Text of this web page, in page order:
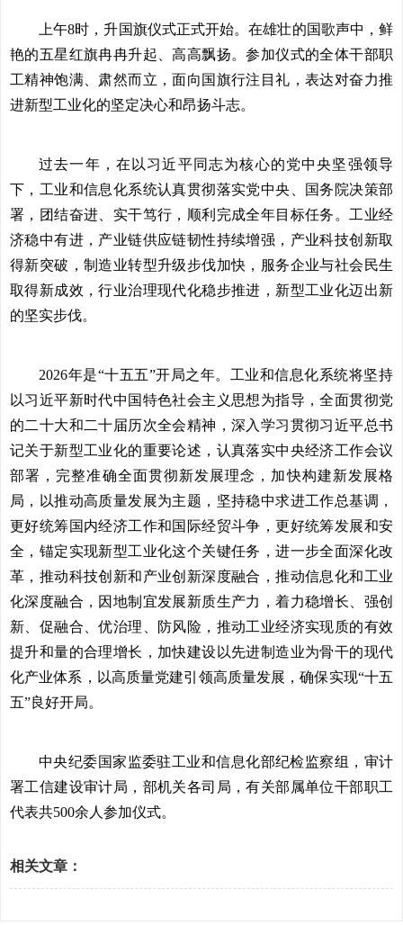
上午8时，升国旗仪式正式开始。在雄壮的国歌声中，鲜
艳的五星红旗冉冉升起、高高飘扬。参加仪式的全体干部职
工精神饱满、肃然而立，面向国旗行注目礼，表达对奋力推
进新型工业化的坚定决心和昂扬斗志。
过去一年，在以习近平同志为核心的党中央坚强领导
下，工业和信息化系统认真贯彻落实党中央、国务院决策部
署，团结奋进、实干笃行，顺利完成全年目标任务。工业经
济稳中有进，产业链供应链韧性持续增强，产业科技创新取
得新突破，制造业转型升级步伐加快，服务企业与社会民生
取得新成效，行业治理现代化稳步推进，新型工业化迈出新
的坚实步伐。
2026年是“十五五”开局之年。工业和信息化系统将坚持
以习近平新时代中国特色社会主义思想为指导，全面贯彻党
的二十大和二十届历次全会精神，深入学习贯彻习近平总书
记关于新型工业化的重要论述，认真落实中央经济工作会议
部署，完整准确全面贯彻新发展理念，加快构建新发展格
局，以推动高质量发展为主题，坚持稳中求进工作总基调，
更好统筹国内经济工作和国际经贸斗争，更好统筹发展和安
全，锚定实现新型工业化这个关键任务，进一步全面深化改
革，推动科技创新和产业创新深度融合，推动信息化和工业
化深度融合，因地制宜发展新质生产力，着力稳增长、强创
新、促融合、优治理、防风险，推动工业经济实现质的有效
提升和量的合理增长，加快建设以先进制造业为骨干的现代
化产业体系，以高质量党建引领高质量发展，确保实现“十五
五”良好开局。
中央纪委国家监委驻工业和信息化部纪检监察组，审计
署工信建设审计局，部机关各司局，有关部属单位干部职工
代表共500余人参加仪式。
相关文章：